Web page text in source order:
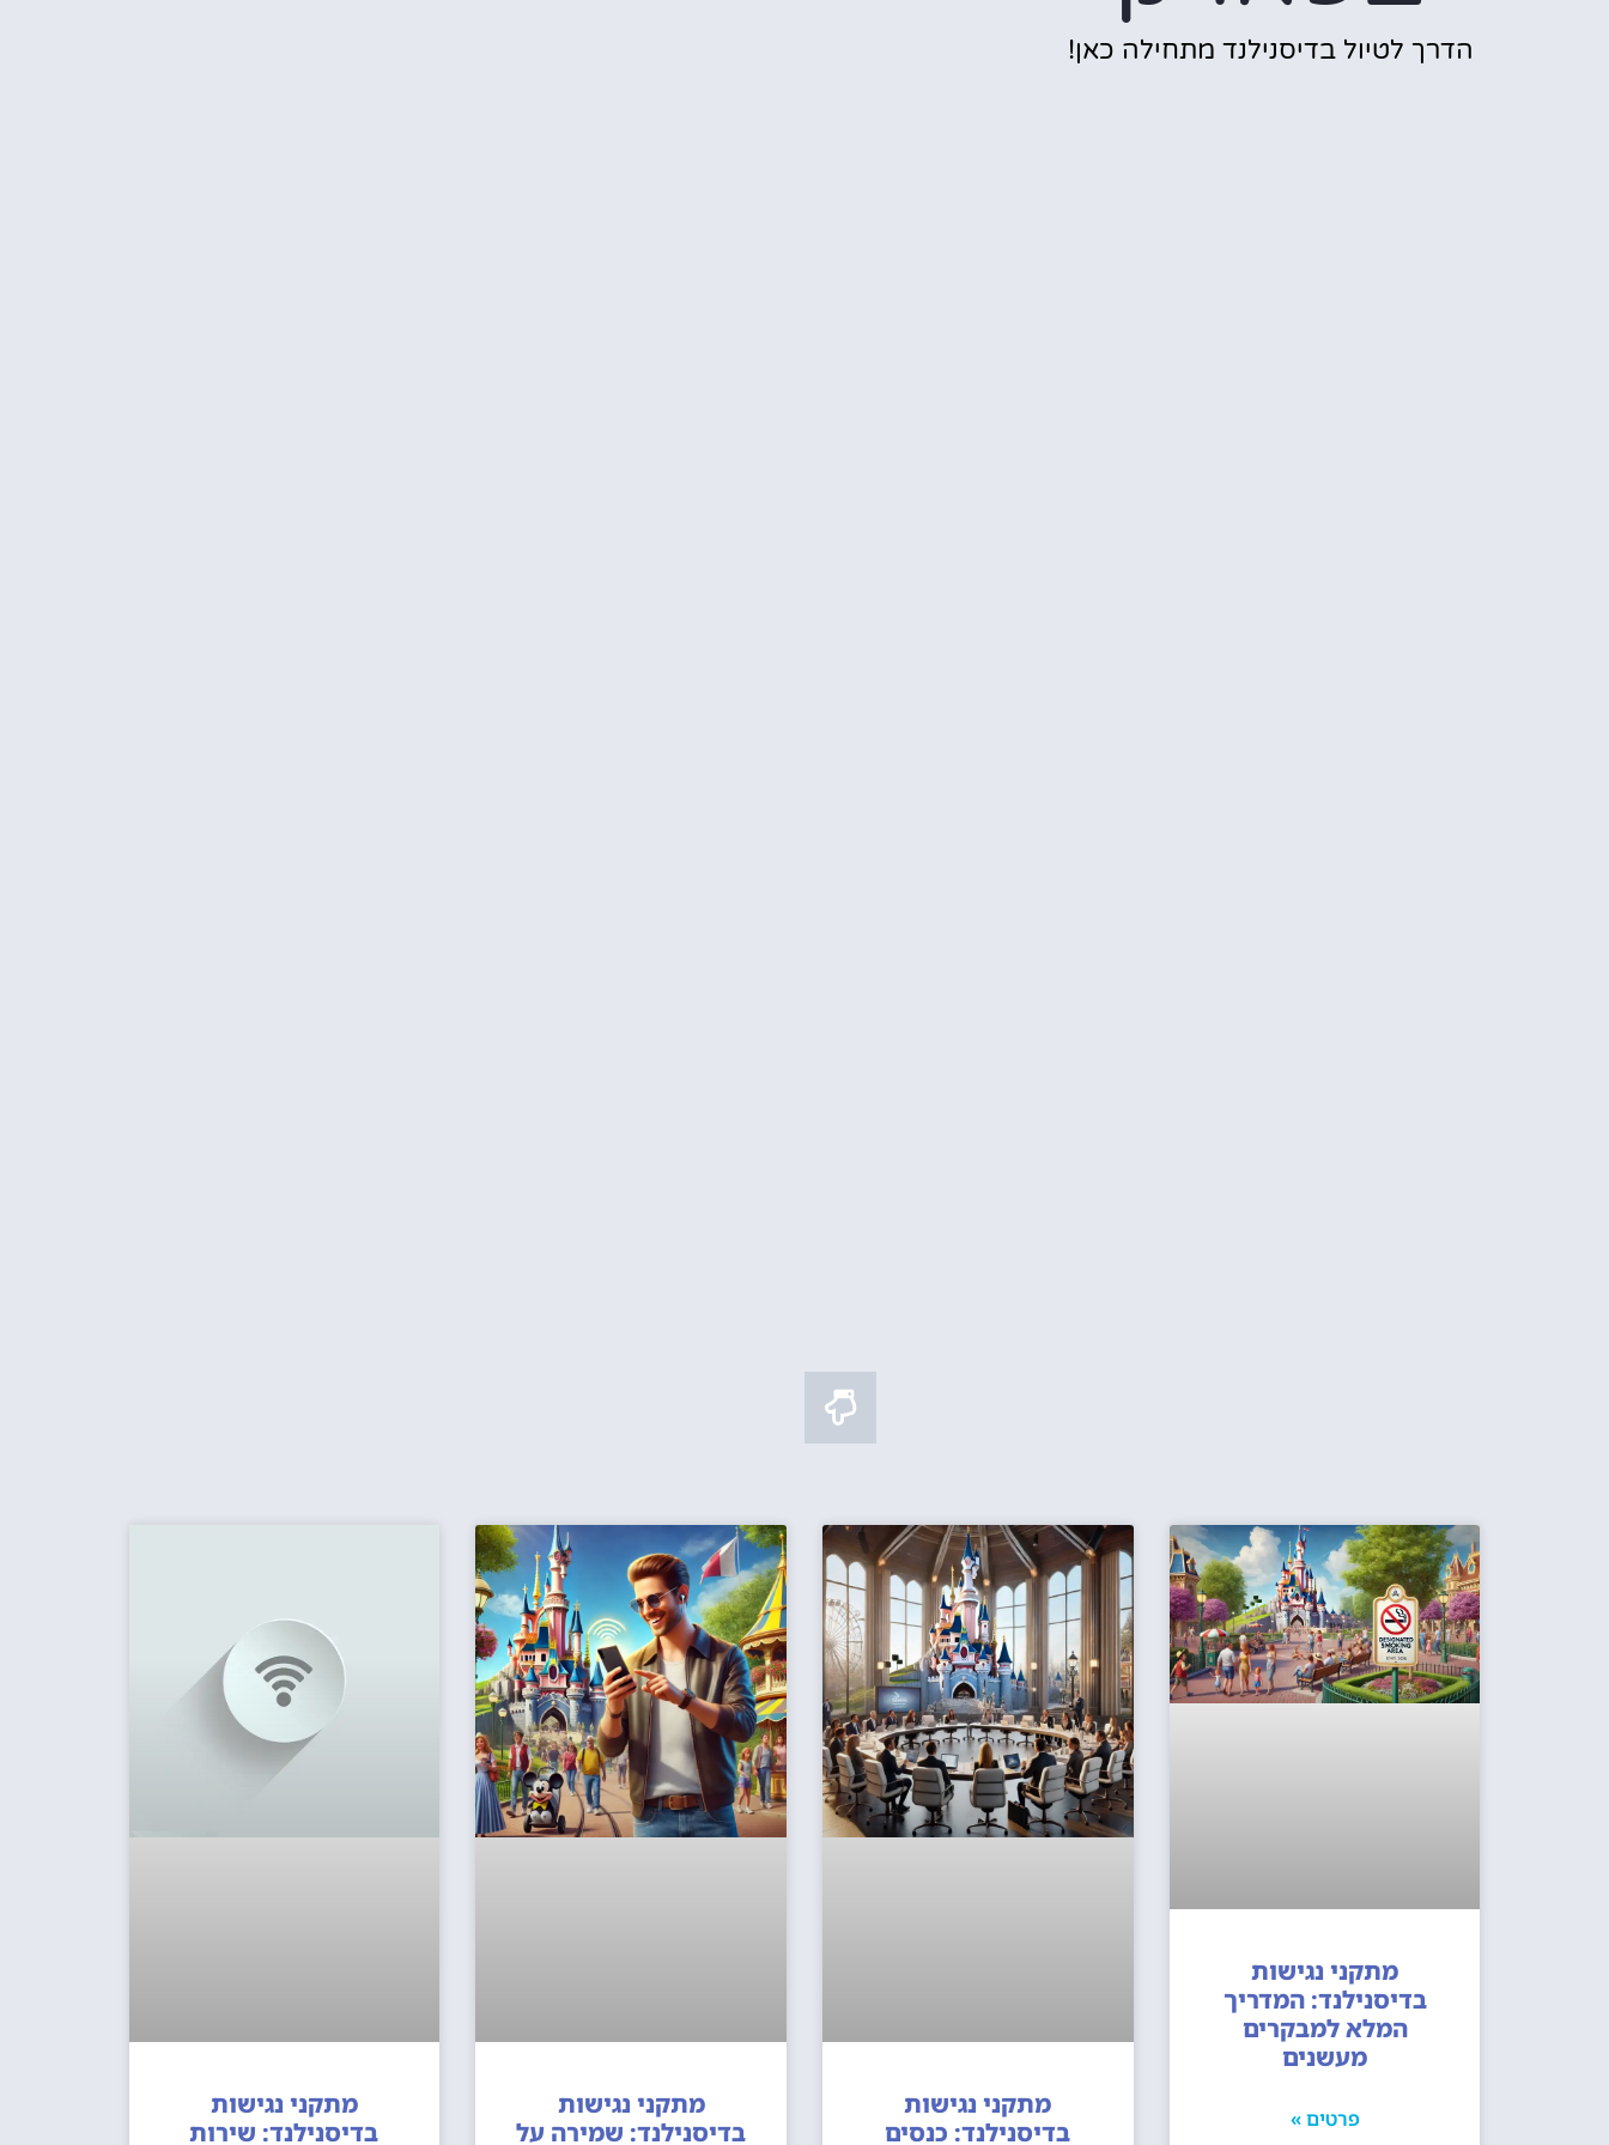
הדרך לטיול בדיסנילנד מתחילה כאן!
מתקני נגישות
בדיסנילנד: המדריך
המלא למבקרים
מעשנים
פרטים »
מתקני נגישות
בדיסנילנד: כנסים
מתקני נגישות
בדיסנילנד: שמירה על
מתקני נגישות
בדיסנילנד: שירות